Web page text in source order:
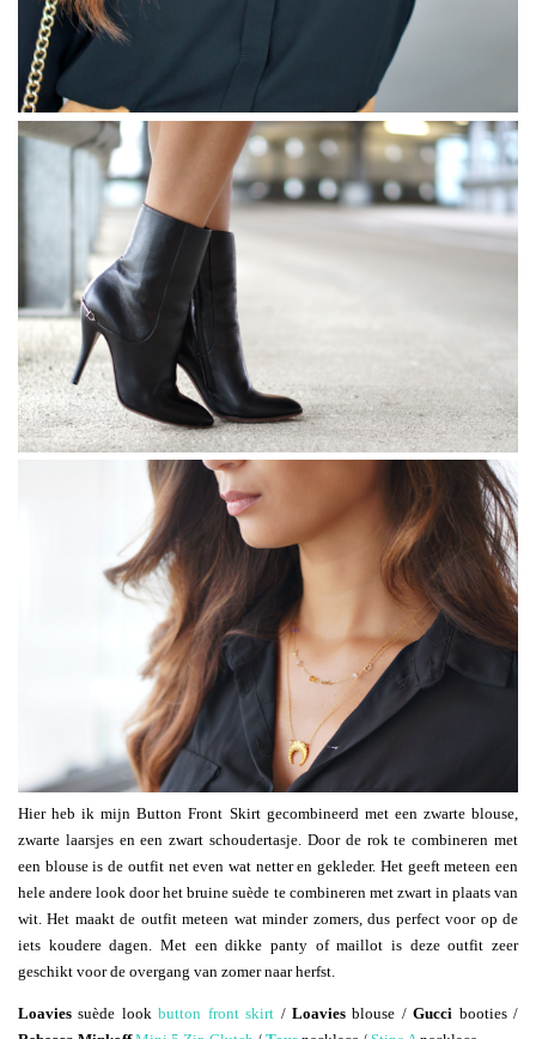
Hier heb ik mijn Button Front Skirt gecombineerd met een zwarte blouse,
zwarte laarsjes en een zwart schoudertasje. Door de rok te combineren met
een blouse is de outfit net even wat netter en gekleder. Het geeft meteen een
hele andere look door het bruine suède te combineren met zwart in plaats van
wit. Het maakt de outfit meteen wat minder zomers, dus perfect voor op de
iets koudere dagen. Met een dikke panty of maillot is deze outfit zeer
geschikt voor de overgang van zomer naar herfst.
Loavies suède lookbutton front skirt / Loaviesblouse /Gucci booties /